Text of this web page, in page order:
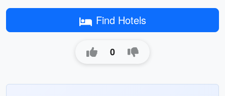
Find Hotels
0